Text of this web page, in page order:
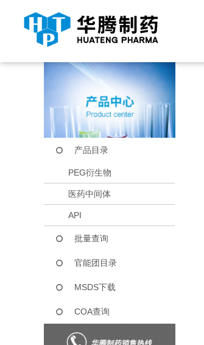
当前位置： 首页 产品中心
产品目录
PEG衍生物
医药中间体
API
批量查询
官能团目录
MSDS下载
COA查询